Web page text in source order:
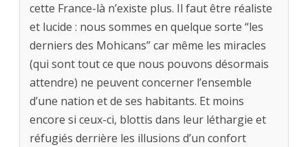
cette France-là n’existe plus. Il faut être réaliste
et lucide : nous sommes en quelque sorte “les
derniers des Mohicans” car même les miracles
(qui sont tout ce que nous pouvons désormais
attendre) ne peuvent concerner l’ensemble
d’une nation et de ses habitants. Et moins
encore si ceux-ci, blottis dans leur léthargie et
réfugiés derrière les illusions d’un confort